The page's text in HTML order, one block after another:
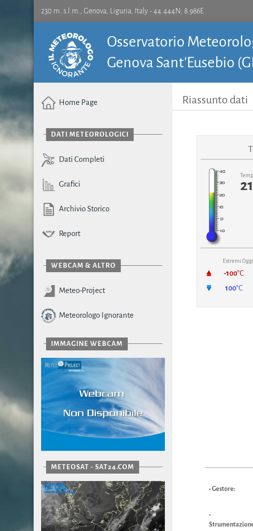
230 m. s.l.m., Genova, Liguria, Italy - 44.444N; 8.986E
Osservatorio
Genova Sant'Eusebio
Home Page
DATI METEOROLOGICI
Dati Completi
Grafici
Archivio Storico
Report
WEBCAM & ALTRO
Meteo-Project
Meteorologo Ignorante
IMMAGINE WEBCAM
METEOSAT - SAT24.COM
Riassunto dati
Estremi
-100°C
100°C
• Gestore:
•